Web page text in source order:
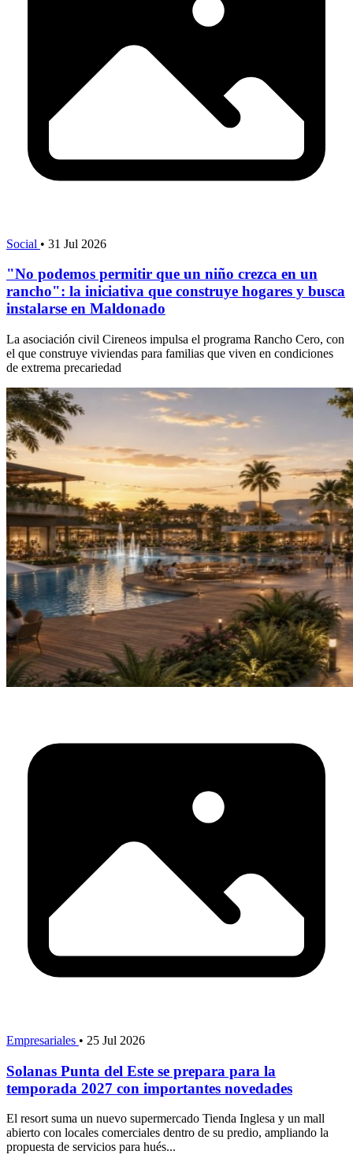
Social • 31 Jul 2026
"No podemos permitir que un niño crezca en un
rancho": la iniciativa que construye hogares y busca
instalarse en Maldonado
La asociación civil Cireneos impulsa el programa Rancho Cero, con
el que construye viviendas para familias que viven en condiciones
de extrema precariedad
Empresariales • 25 Jul 2026
Solanas Punta del Este se prepara para la
temporada 2027 con importantes novedades
El resort suma un nuevo supermercado Tienda Inglesa y un mall
abierto con locales comerciales dentro de su predio, ampliando la
propuesta de servicios para hués...